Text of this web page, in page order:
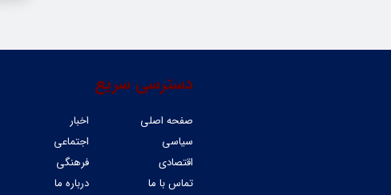
دسترسی سریع
صفحه اصلی
اخبار
سیاسی
اجتماعی
اقتصادی
فرهنگی
تماس با ما
درباره ما